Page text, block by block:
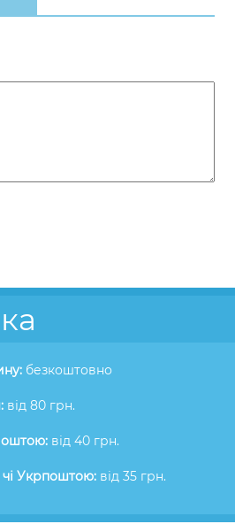
безкоштовно
від 80 грн.
від 40 грн.
чі Укрпоштою: від 35 грн.